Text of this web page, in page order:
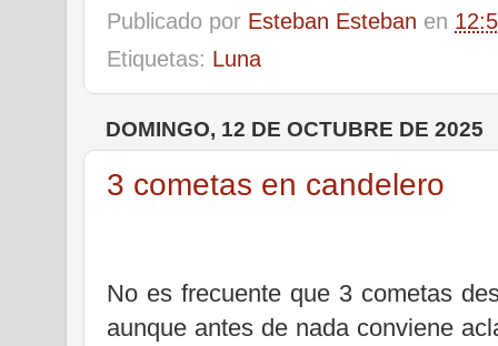
Publicado por Esteban Esteban en
Etiquetas: Luna
DOMINGO, 12 DE OCTUBRE DE 2025
3 cometas en candelero
No es frecuente que 3 cometas
aunque antes de nada conviene